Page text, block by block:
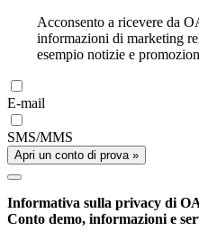
Acconsento a ricevere da
informazioni di marketing
esempio notizie e
E-mail
SMS/MMS
Apri un conto di prova »
Informativa sulla privacy di
Conto demo, informazioni e